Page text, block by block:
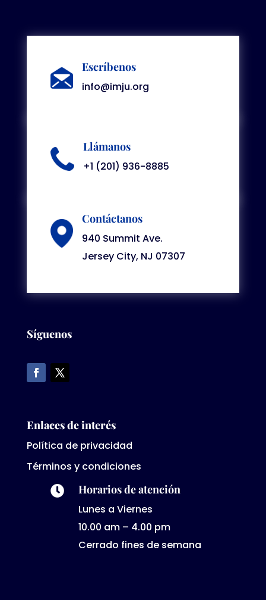
Escríbenos
info@imju.org
Llámanos
+1 (201) 936-8885
Contáctanos
940 Summit Ave.
Jersey City, NJ 07307
Síguenos
Enlaces de interés
Política de privacidad
Términos y condiciones

Horarios de atención
Lunes a Viernes
10.00 am – 4.00 pm
Cerrado fines de semana